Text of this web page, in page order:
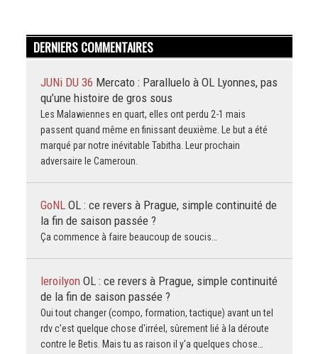
DERNIERS COMMENTAIRES
JUNi DU 36 Mercato : Paralluelo à OL Lyonnes, pas
qu’une histoire de gros sous
Les Malawiennes en quart, elles ont perdu 2-1 mais
passent quand même en finissant deuxième. Le but a été
marqué par notre inévitable Tabitha. Leur prochain
adversaire le Cameroun.
GoNL OL : ce revers à Prague, simple continuité de
la fin de saison passée ?
Ça commence à faire beaucoup de soucis…
leroilyon OL : ce revers à Prague, simple continuité
de la fin de saison passée ?
Oui tout changer (compo, formation, tactique) avant un tel
rdv c'est quelque chose d'irréel, sûrement lié à la déroute
contre le Betis. Mais tu as raison il y'a quelques chose…